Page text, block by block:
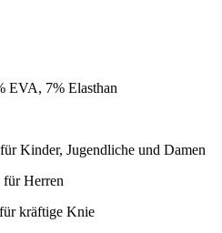
EVA, 7% Elasthan
Kinder, Jugendliche und Damen
Herren
kräftige Knie